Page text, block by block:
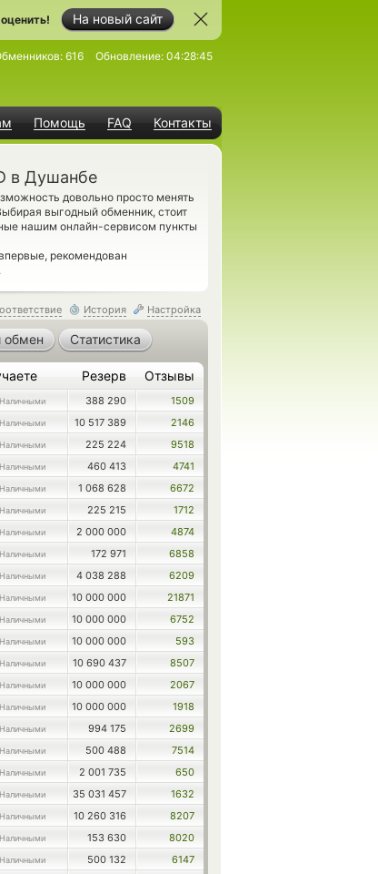
На новый сайт
Помощь FAQ Контакты
616 Обновление: 04:28:45
в Душанбе
довольно просто менять
выгодный обменник, стоит
нашим онлайн-сервисом пункты
рекомендован
История Настройка
обмен Статистика
Резерв Отзывы
388 290
1509
10 517 389
2146
225 224
9518
460 413
4741
1 068 628
6672
225 215
1712
2 000 000
4874
172 971
6858
4 038 288
6209
10 000 000
21871
10 000 000
6752
10 000 000
593
10 690 437
8507
10 000 000
2067
10 000 000
1918
994 175
2699
500 488
7514
2 001 735
650
35 031 457
1632
10 260 316
8207
153 630
8020
500 132
6147